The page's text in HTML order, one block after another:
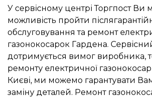
У сервісному центрі Торгпост Ви
можливість пройти
обслуговування та ремонт
газонокосарок Гардена.
дотримується вимог виробника,
ремонту електричної
Києві, ми можемо гарантувати
заміну деталей. Ремонт